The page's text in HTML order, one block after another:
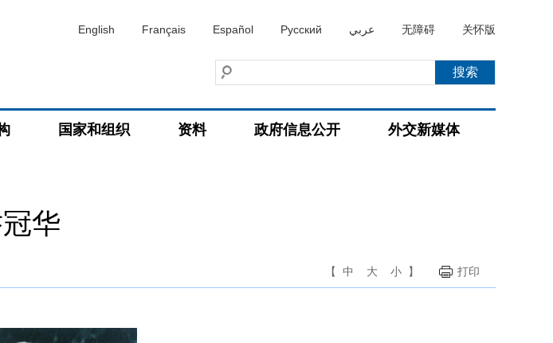
English Français Español Русский عربي 无障碍 关怀版
国家和组织 资料 政府信息公开 外交新媒体
华
【 中 大 小 】 打印